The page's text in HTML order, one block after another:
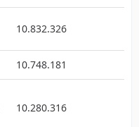
10.832.326
10.748.181
10.280.316